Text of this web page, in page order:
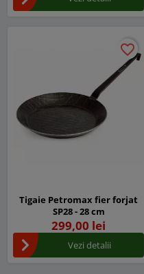
favorite_border
favorite_border
Tigaie Petromax fier forjat
SP28 - 28 cm
299,00 lei
Vezi detalii